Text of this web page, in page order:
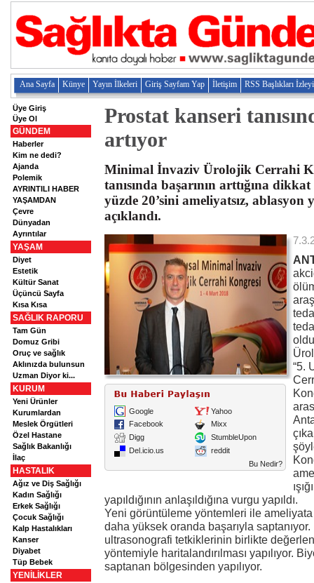
Ana Sayfa Künye Yayın İlkeleri Giriş Sayfam Yap İletişim RSS Başlıkları
Üye Giriş
Üye Ol
GÜNDEM
Haberler
Kim ne dedi?
Ajanda
Polemik
AYRINTILI HABER
YAŞAMDAN
Çevre
Dünyadan
Ayrıntılar
YAŞAM
Diyet
Estetik
Kültür Sanat
Üçüncü Sayfa
Kısa Kısa
SAĞLIK RAPORU
Tam Gün
Domuz Gribi
Oruç ve sağlık
Aklınızda bulunsun
Uzman Diyor ki...
KURUM
Yeni Ürünler
Kurumlardan
Meslek Örgütleri
Özel Hastane
Sağlık Bakanlığı
İlaç
HASTALIK
Ağız ve Diş Sağlığı
Kadın Sağlığı
Erkek Sağlığı
Çocuk Sağlığı
Kalp Hastalıkları
Kanser
Diyabet
Tüp Bebek
YENİLİKLER
Prostat kanseri
artıyor
Minimal İnvaziv Ürolojik Cerrahi
tanısında başarının arttığına
yüzde 20’sini ameliyatsız,
açıklandı.
Google
Yahoo
Facebook
Mixx
Digg
StumbleUpon
Del.icio.us
reddit
Bu Nedir?
“5.
yapıldığının anlaşıldığına vurgu yapıldı.
Yeni görüntüleme yöntemleri ile
daha yüksek oranda başarıyla
ultrasonografi tetkiklerinin birlikte
yöntemiyle haritalandırılması yapılıyor.
saptanan bölgesinden yapılıyor.